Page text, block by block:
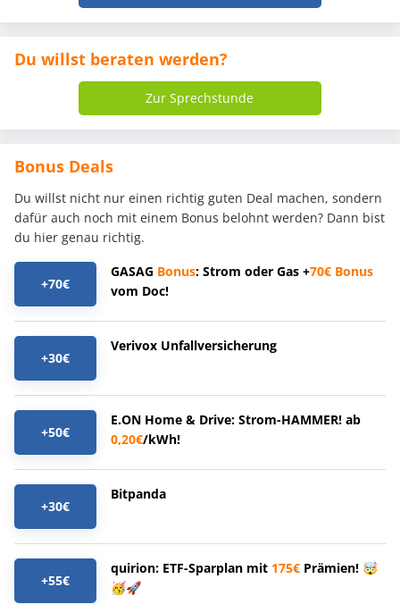
Du willst beraten werden?
Zur Sprechstunde
Bonus Deals
Du willst nicht nur einen richtig guten Deal machen, sondern
dafür auch noch mit einem Bonus belohnt werden? Dann bist
du hier genau richtig.
+70€
GASAG Bonus: Strom oder Gas +70€ Bonus
vom Doc!
+30€
Verivox Unfallversicherung
+50€
E.ON Home & Drive: Strom-HAMMER! ab
0,20€/kWh!
+30€
Bitpanda
+55€
quirion: ETF-Sparplan mit 175€ Prämien! 🤯
🥳🚀